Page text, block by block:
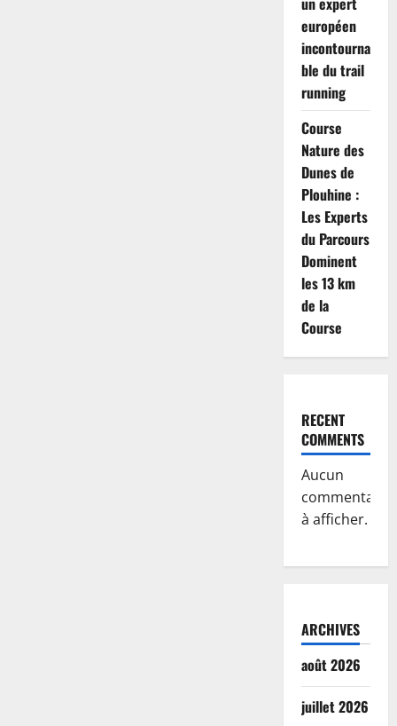
européen
incontourna
ble du trail
running
Course
Nature des
Dunes de
Plouhine :
Les Experts
du Parcours
Dominent
les 13 km
de la
Course
RECENT
COMMENTS
Aucun
commentaire
à afficher.
ARCHIVES
août 2026
juillet 2026